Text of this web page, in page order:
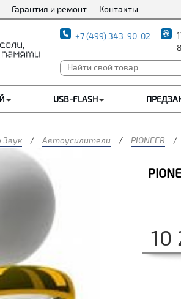
Гарантия и ремонт Контакты
+7 (499) 343-90-02
USB-FLASH
/ Автоусилители / PIONEER /
10